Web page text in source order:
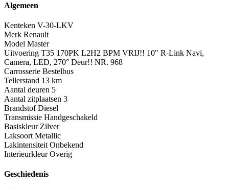
Algemeen
Kenteken V-30-LKV
Merk Renault
Model Master
Uitvoering T35 170PK L2H2 BPM VRIJ!! 10" R-Link Navi,
Camera, LED, 270° Deur!! NR. 968
Carrosserie Bestelbus
Tellerstand 13 km
Aantal deuren 5
Aantal zitplaatsen 3
Brandstof Diesel
Transmissie Handgeschakeld
Basiskleur Zilver
Laksoort Metallic
Lakintensiteit Onbekend
Interieurkleur Overig
Geschiedenis